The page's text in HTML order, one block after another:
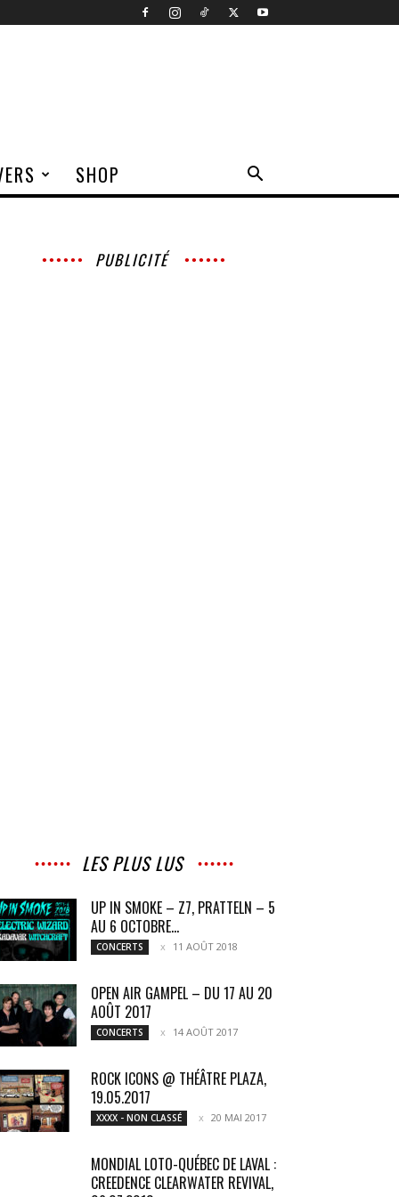
SHOP
PUBLICITÉ
LES PLUS LUS
UP IN SMOKE – Z7, PRATTELN – 5
AU 6 OCTOBRE...
CONCERTS 11 AOÛT 2018
OPEN AIR GAMPEL – DU 17 AU 20
AOÛT 2017
CONCERTS 14 AOÛT 2017
ROCK ICONS @ THÉÂTRE PLAZA,
19.05.2017
XXXX - NON CLASSÉ 20 MAI 2017
MONDIAL LOTO-QUÉBEC DE LAVAL :
CREEDENCE CLEARWATER REVIVAL,